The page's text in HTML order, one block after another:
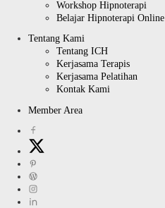
Workshop Hipnoterapi
Belajar Hipnoterapi Online
Tentang Kami
Tentang ICH
Kerjasama Terapis
Kerjasama Pelatihan
Kontak Kami
Member Area